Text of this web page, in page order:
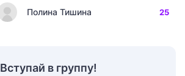
Полина Тишина 25
Вступай в группу!